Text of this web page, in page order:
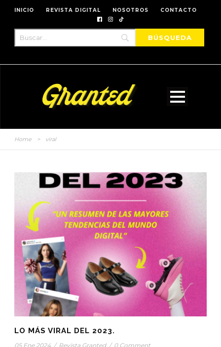
INICIO REVISTA DIGITAL NOSOTROS CONTACTO
Home > viral
LO MÁS VIRAL DEL 2023.
05 Ene 2024 / Revista Granted / 0 Comment